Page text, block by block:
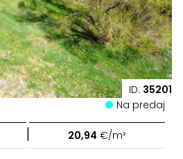
ID: 35201
Na predaj
| 20,94 €/m²